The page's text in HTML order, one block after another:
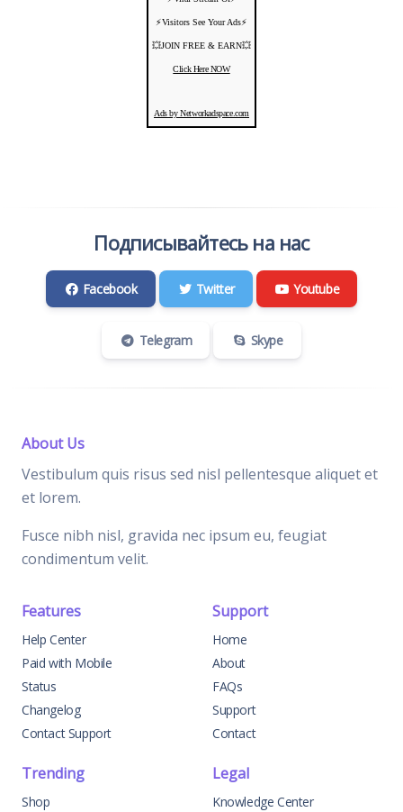
⚡️Visitors See Your Ads⚡
💥JOIN FREE & EARN💥
Click Here NOW
Ads by Networkadspace.com
Подписывайтесь на нас
Facebook Twitter Youtube
Telegram Skype
About Us
Vestibulum quis risus sed nisl pellentesque aliquet et
et lorem.
Fusce nibh nisl, gravida nec ipsum eu, feugiat
condimentum velit.
Features
Help Center
Paid with Mobile
Status
Changelog
Contact Support
Support
Home
About
FAQs
Support
Contact
Trending
Shop
Legal
Knowledge Center